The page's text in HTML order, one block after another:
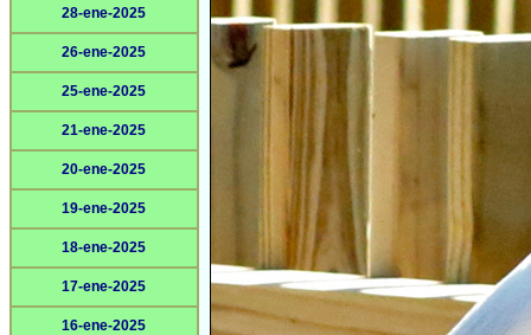
28-ene-2025
26-ene-2025
25-ene-2025
21-ene-2025
20-ene-2025
19-ene-2025
18-ene-2025
17-ene-2025
16-ene-2025